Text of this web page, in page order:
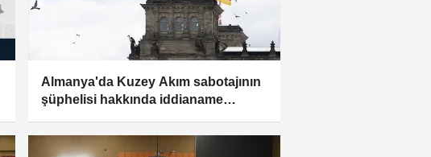
Almanya'da Kuzey Akım sabotajının
şüphelisi hakkında iddianame